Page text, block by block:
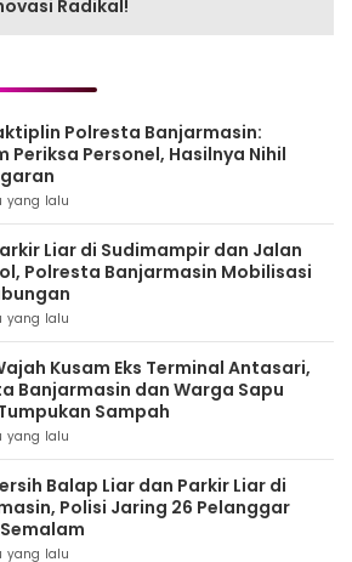
Radikal!
Polresta Banjarmasin:
Periksa Personel, Hasilnya Nihil
yang lalu
Liar di Sudimampir dan Jalan
Polresta Banjarmasin Mobilisasi
yang lalu
Kusam Eks Terminal Antasari,
Banjarmasin dan Warga Sapu
Sampah
yang lalu
Balap Liar dan Parkir Liar di
Polisi Jaring 26 Pelanggar
yang lalu